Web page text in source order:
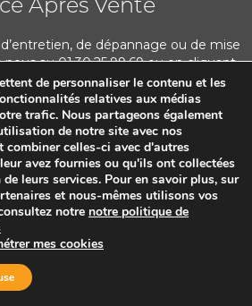
de dépannage ou de mise
au 01.30.25.99.69 ou en cliquant
ci-dessous
CONTACTER
rétractation
:
de personnaliser le contenu et les
relatives aux médias
trafic. Nous partageons également
de notre site avec nos
combiner celles-ci avec d'autres
avez fournies ou qu'ils ont collectées
leurs services. Pour en savoir plus, sur
et nous-mêmes utilisons vos
notre notre politique de
mes cookies